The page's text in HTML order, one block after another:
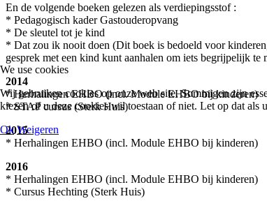
En de volgende boeken gelezen als verdiepingsstof :
* Pedagogisch kader Gastouderopvang
* De sleutel tot je kind
* Dat zou ik nooit doen (Dit boek is bedoeld voor
gesprek met een kind kunt aanhalen om iets begrijpelijk te
2014
* Herhalingen EHBO (incl. Module EHBO bij kinderen)
* STAP cursus (Sterk Huis)
2015
* Herhalingen EHBO (incl. Module EHBO bij kinderen)
2016
* Herhalingen EHBO (incl. Module EHBO bij kinderen)
* Cursus Hechting (Sterk Huis)
We use cookies
Wij gebruiken cookies op onze web site. Sommigen zijn
kiezen of u deze cookies wil toestaan of niet. Let op dat
Ok Weigeren